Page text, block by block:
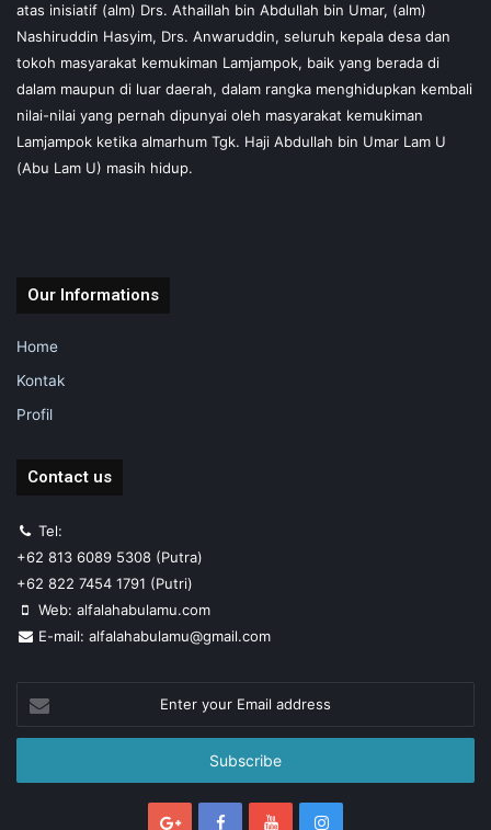
atas inisiatif (alm) Drs. Athaillah bin Abdullah bin Umar, (alm)
Nashiruddin Hasyim, Drs. Anwaruddin, seluruh kepala desa dan
tokoh masyarakat kemukiman Lamjampok, baik yang berada di
dalam maupun di luar daerah, dalam rangka menghidupkan kembali
nilai-nilai yang pernah dipunyai oleh masyarakat kemukiman
Lamjampok ketika almarhum Tgk. Haji Abdullah bin Umar Lam U
(Abu Lam U) masih hidup.
Our Informations
Home
Kontak
Profil
Contact us
Tel:
+62 813 6089 5308 (Putra)
+62 822 7454 1791 (Putri)
Web: alfalahabulamu.com
E-mail: alfalahabulamu@gmail.com
your
Email